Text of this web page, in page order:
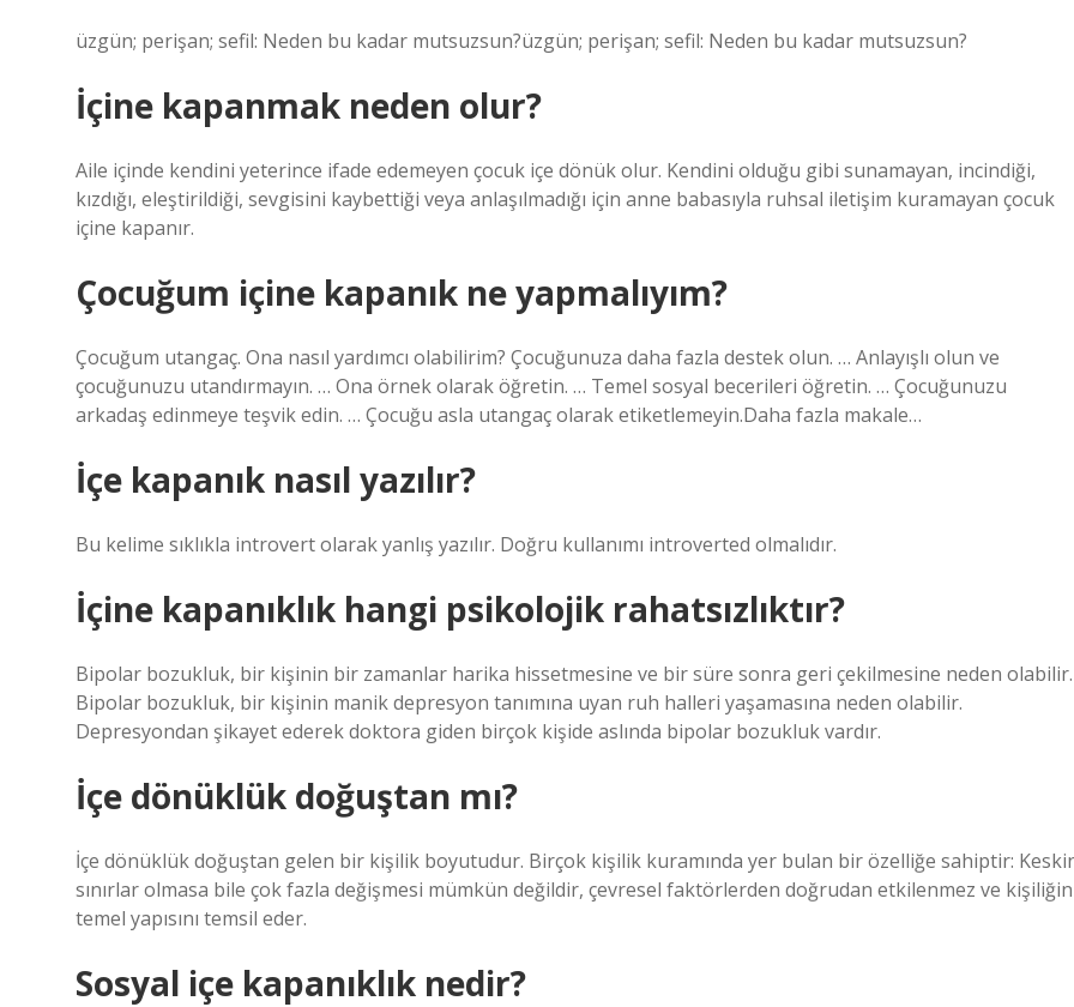
üzgün; perişan; sefil: Neden bu kadar mutsuzsun?üzgün; perişan; sefil: Neden bu kadar mutsuzsun?
İçine kapanmak neden olur?
Aile içinde kendini yeterince ifade edemeyen çocuk içe dönük olur. Kendini olduğu gibi sunamayan, incindiği,
kızdığı, eleştirildiği, sevgisini kaybettiği veya anlaşılmadığı için anne babasıyla ruhsal iletişim kuramayan çocuk
içine kapanır.
Çocuğum içine kapanık ne yapmalıyım?
Çocuğum utangaç. Ona nasıl yardımcı olabilirim? Çocuğunuza daha fazla destek olun. … Anlayışlı olun ve
çocuğunuzu utandırmayın. … Ona örnek olarak öğretin. … Temel sosyal becerileri öğretin. … Çocuğunuzu
arkadaş edinmeye teşvik edin. … Çocuğu asla utangaç olarak etiketlemeyin.Daha fazla makale…
İçe kapanık nasıl yazılır?
Bu kelime sıklıkla introvert olarak yanlış yazılır. Doğru kullanımı introverted olmalıdır.
İçine kapanıklık hangi psikolojik rahatsızlıktır?
Bipolar bozukluk, bir kişinin bir zamanlar harika hissetmesine ve bir süre sonra geri çekilmesine neden olabilir.
Bipolar bozukluk, bir kişinin manik depresyon tanımına uyan ruh halleri yaşamasına neden olabilir.
Depresyondan şikayet ederek doktora giden birçok kişide aslında bipolar bozukluk vardır.
İçe dönüklük doğuştan mı?
İçe dönüklük doğuştan gelen bir kişilik boyutudur. Birçok kişilik kuramında yer bulan bir özelliğe sahiptir:
sınırlar olmasa bile çok fazla değişmesi mümkün değildir, çevresel faktörlerden doğrudan etkilenmez ve kişiliğin
temel yapısını temsil eder.
Sosyal içe kapanıklık nedir?